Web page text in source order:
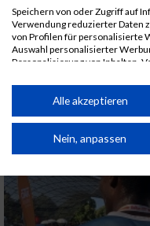
Speichern von oder Zugriff auf
Verwendung reduzierter Daten
von Profilen für personalisierte
Auswahl personalisierter
Personalisierung von Inhalten.
Performance von Inhalten.
Kombinationen von Daten aus
von Inhalten.
Daten können außerhalb der
Website/App.
Partnerliste anzeigen (1
Alle akzeptieren
Nein, anpassen